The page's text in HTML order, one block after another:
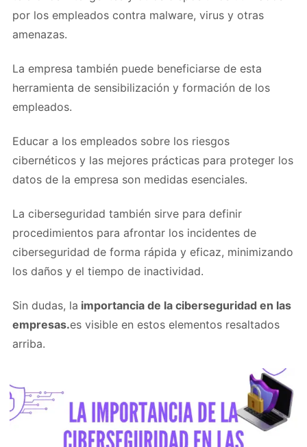
por los empleados contra malware, virus y otras
amenazas.
La empresa también puede beneficiarse de esta
herramienta de sensibilización y formación de los
empleados.
Educar a los empleados sobre los riesgos
cibernéticos y las mejores prácticas para proteger los
datos de la empresa son medidas esenciales.
La ciberseguridad también sirve para definir
procedimientos para afrontar los incidentes de
ciberseguridad de forma rápida y eficaz, minimizando
los daños y el tiempo de inactividad.
Sin dudas, la importancia de la ciberseguridad en las
empresas.es visible en estos elementos resaltados
arriba.